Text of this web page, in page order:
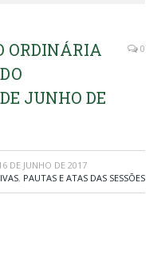
ORDINÁRIA
JUNHO DE
0
DE JUNHO DE 2017
, PAUTAS E ATAS DAS SESSÕES